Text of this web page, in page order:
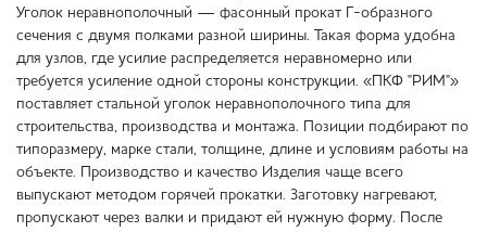
Уголок неравнополочный — фасонный прокат Г-образного
сечения с двумя полками разной ширины. Такая форма удобна
для узлов, где усилие распределяется неравномерно или
требуется усиление одной стороны конструкции. «ПКФ "РИМ"»
поставляет стальной уголок неравнополочного типа для
строительства, производства и монтажа. Позиции подбирают по
типоразмеру, марке стали, толщине, длине и условиям работы на
объекте. Производство и качество Изделия чаще всего
выпускают методом горячей прокатки. Заготовку нагревают,
пропускают через валки и придают ей нужную форму. После